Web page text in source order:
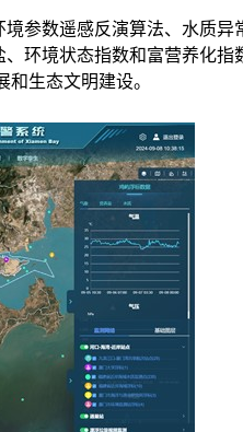
参数遥感反演算法、水质
环境状态指数和富营养化指
生态文明建设。